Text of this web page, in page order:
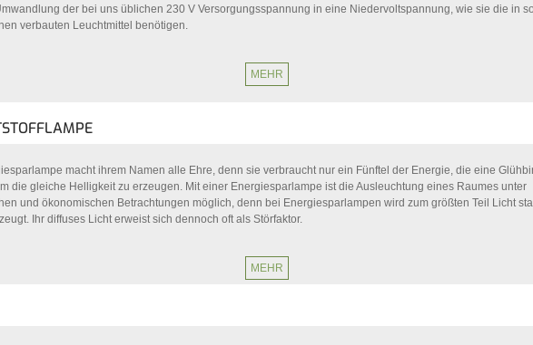
der bei uns üblichen 230 V Versorgungsspannung in eine Niedervoltspannung, wie sie die in
verbauten Leuchtmittel benötigen.
MEHR
macht ihrem Namen alle Ehre, denn sie verbraucht nur ein Fünftel der Energie, die eine
die gleiche Helligkeit zu erzeugen. Mit einer Energiesparlampe ist die Ausleuchtung eines Raumes unter
und ökonomischen Betrachtungen möglich, denn bei Energiesparlampen wird zum größten Teil Licht
Ihr diffuses Licht erweist sich dennoch oft als Störfaktor.
MEHR